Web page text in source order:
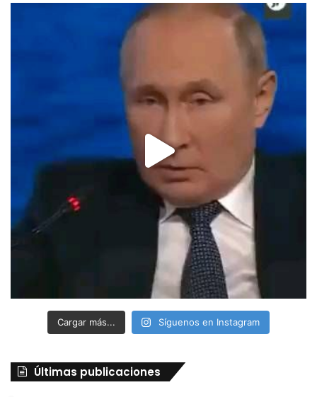
Cargar más... Síguenos en Instagram
Últimas publicaciones